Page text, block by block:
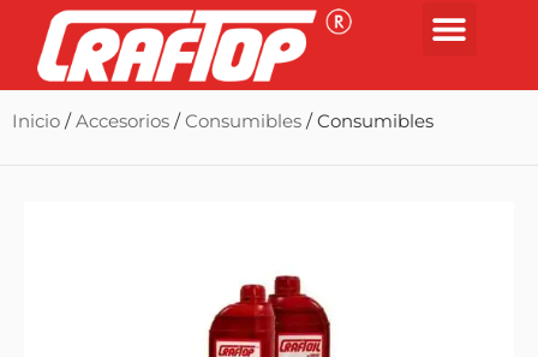
Inicio /Accesorios /Consumibles / Consumibles